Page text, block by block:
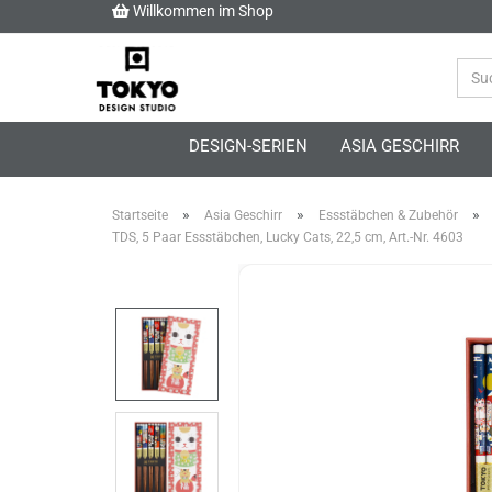
Willkommen im Shop
DESIGN-SERIEN ASIA GESCHIRR
Startseite » Asia Geschirr » Essstäbchen & Zubehör »
TDS, 5 Paar Essstäbchen, Lucky Cats, 22,5 cm, Art.-Nr. 4603